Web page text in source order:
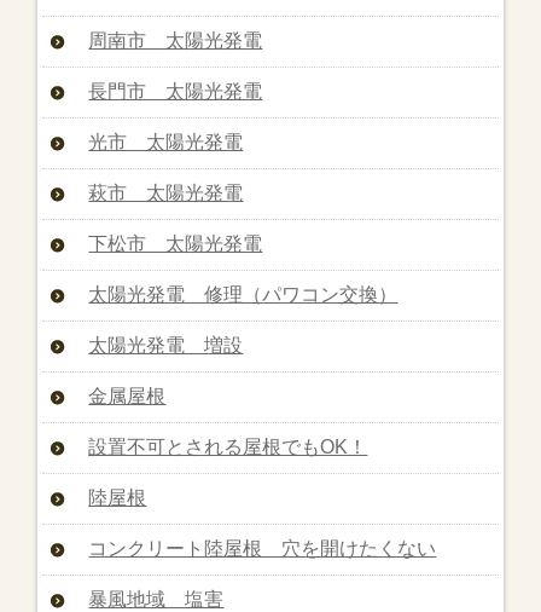
周南市 太陽光発電
長門市 太陽光発電
光市 太陽光発電
萩市 太陽光発電
下松市 太陽光発電
太陽光発電 修理（パワコン交換）
太陽光発電 増設
金属屋根
設置不可とされる屋根でもOK！
陸屋根
コンクリート陸屋根 穴を開けたくない
暴風地域 塩害